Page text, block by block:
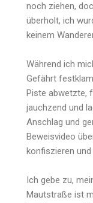
noch ziehen,
überholt, ich
keinem
Während ich
Gefährt
Piste abwetzte,
jauchzend und
Anschlag und
Beweisvideo
konfiszieren
Ich gebe zu,
Mautstraße ist